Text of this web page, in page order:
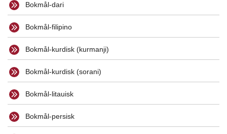
Bokmål-dari
Bokmål-filipino
Bokmål-kurdisk (kurmanji)
Bokmål-kurdisk (sorani)
Bokmål-litauisk
Bokmål-persisk